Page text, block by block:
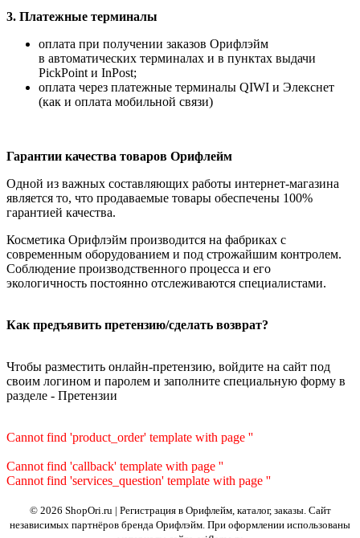
3. Платежные терминалы
оплата при получении заказов Орифлэйм
в автоматических терминалах и в пунктах выдачи
PickPoint и InPost;
оплата через платежные терминалы QIWI и Элекснет
(как и оплата мобильной связи)
Гарантии качества товаров Орифлейм
Одной из важных составляющих работы интернет-магазина
является то, что продаваемые товары обеспечены 100%
гарантией качества.
Косметика Орифлэйм производится на фабриках с
современным оборудованием и под строжайшим контролем.
Соблюдение производственного процесса и его
экологичность постоянно отслеживаются специалистами.
Как предъявить претензию/сделать возврат?
Чтобы разместить онлайн-претензию, войдите на сайт под
своим логином и паролем и заполните специальную форму в
разделе - Претензии
Cannot find 'product_order' template with page ''
Cannot find 'callback' template with page ''
Cannot find 'services_question' template with page ''
© 2026 ShopOri.ru | Регистрация в Орифлейм, каталог, заказы. Сайт
независимых партнёров бренда Орифлэйм. При оформлении использованы